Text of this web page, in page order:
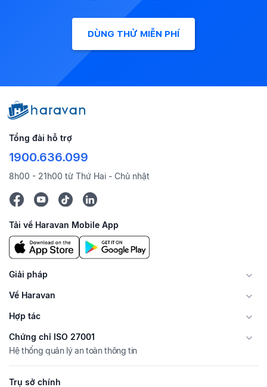
DÙNG THỬ MIỄN PHÍ
Tổng đài hỗ trợ
1900.636.099
8h00 - 21h00 từ Thứ Hai - Chủ nhật
Tải về Haravan Mobile App
Giải pháp
Về Haravan
Hợp tác
Chứng chỉ ISO 27001
Hệ thống quản lý an toàn thông tin
Trụ sở chính